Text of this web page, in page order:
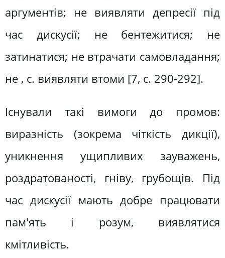
аргументів; не виявляти депресії під
час дискусії; не бентежитися; не
затинатися; не втрачати самовладання;
не , c. виявляти втоми [7, c. 290-292].
Існували такі вимоги до промов:
виразність (зокрема чіткість дикції),
уникнення ущипливих зауважень,
роздратованості, гніву, грубощів. Під
час дискусії мають добре працювати
пам'ять і розум, виявлятися
кмітливість.